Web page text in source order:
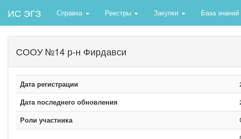
ИС ЭГЗ Справка Реестры Закупки База знаний
СООУ №14 р-н Фирдавси
Дата регистрации
Дата последнего обновления
Роли участника